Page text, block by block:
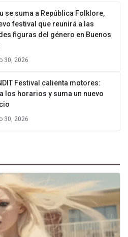
se suma a República Folklore,
festival que reunirá a las
figuras del género en Buenos
30, 2026
Festival calienta motores:
los horarios y suma un nuevo
30, 2026